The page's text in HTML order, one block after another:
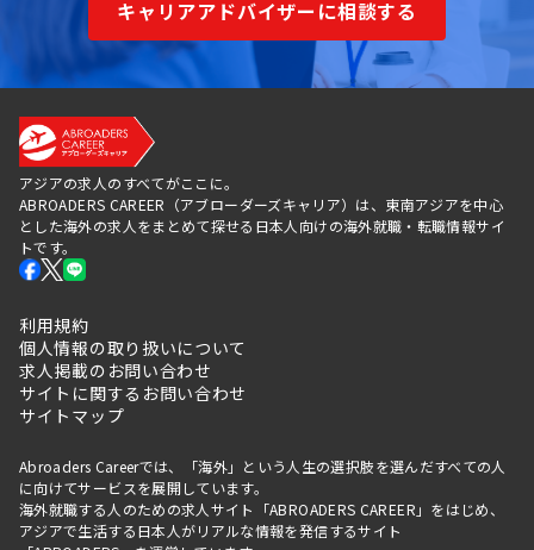
キャリアアドバイザーに相談する
アジアの求人のすべてがここに。
ABROADERS CAREER（アブローダーズキャリア）は、東南アジアを中心
とした海外の求人をまとめて探せる日本人向けの海外就職・転職情報サイ
トです。
利用規約
個人情報の取り扱いについて
求人掲載のお問い合わせ
サイトに関するお問い合わせ
サイトマップ
Abroaders Careerでは、「海外」という人生の選択肢を選んだすべての人
に向けてサービスを展開しています。
海外就職する人のための求人サイト「ABROADERS CAREER」をはじめ、
アジアで生活する日本人がリアルな情報を発信するサイト